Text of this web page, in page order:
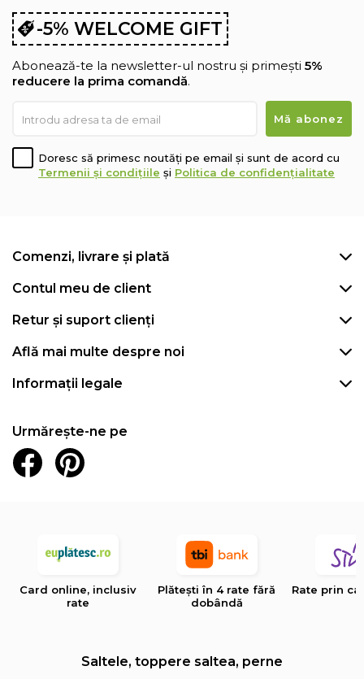
-5% WELCOME GIFT
Abonează-te la newsletter-ul nostru și primești 5%
reducere la prima comandă.
Doresc să primesc noutăți pe email și sunt de acord cu
Termenii și condițiile și Politica de confidențialitate
Comenzi, livrare și plată
Contul meu de client
Retur și suport clienți
Află mai multe despre noi
Informații legale
Urmărește-ne pe
Card online, inclusiv
rate
Plătești în 4 rate fără
dobândă
Rate prin
Saltele, toppere saltea, perne